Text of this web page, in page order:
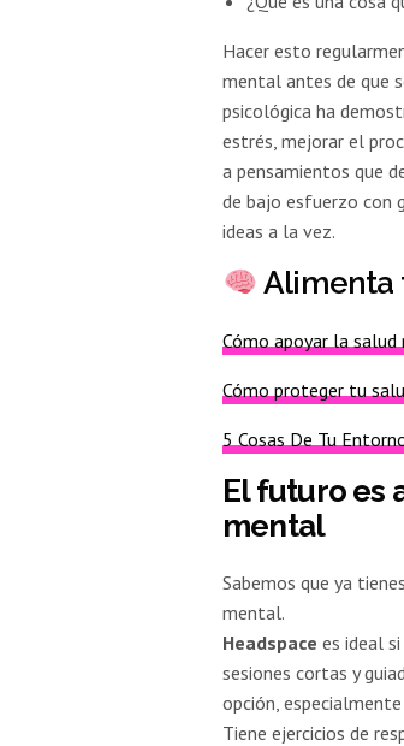
Hacer esto
mental antes de que
psicológica ha
estrés, mejorar el
a pensamientos que
de bajo esfuerzo con
ideas a la vez.
Alimenta
Cómo apoyar la
Cómo proteger tu
5 Cosas De Tu
El futuro es
mental
Sabemos que ya
mental.
Headspace es ideal
sesiones cortas y
opción,
Tiene ejercicios de